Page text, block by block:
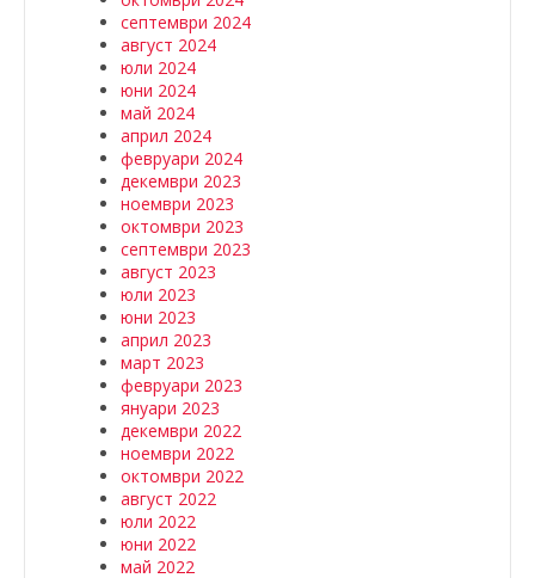
септември 2024
август 2024
юли 2024
юни 2024
май 2024
април 2024
февруари 2024
декември 2023
ноември 2023
октомври 2023
септември 2023
август 2023
юли 2023
юни 2023
април 2023
март 2023
февруари 2023
януари 2023
декември 2022
ноември 2022
октомври 2022
август 2022
юли 2022
юни 2022
май 2022